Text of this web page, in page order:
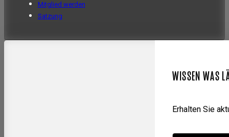
Mitglied werden
Satzung
WISSEN WAS
Erhalten Sie